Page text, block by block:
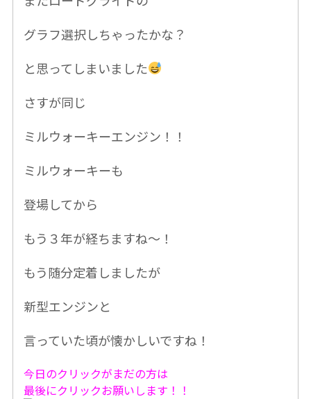
グラフ選択しちゃったかな？
と思ってしまいました
さすが同じ
ミルウォーキーエンジン！！
ミルウォーキーも
登場してから
もう３年が経ちますね〜！
もう随分定着しましたが
新型エンジンと
言っていた頃が懐かしいですね！
今日のクリックがまだの方は
最後にクリックお願いします！！